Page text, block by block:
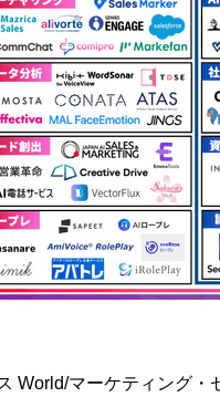
World/マーケティング